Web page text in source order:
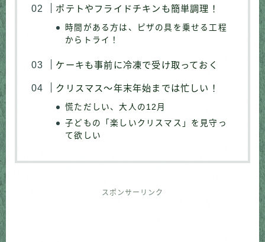
ポテトやフライドチキンも簡単調理！
時間がある方は、ピザの具を乗せる工程
からトライ！
ケーキも事前に冷凍で受け取っておく
クリスマス〜年末年始までは忙しい！
慌ただしい、大人の12月
子どもの「楽しいクリスマス」を見守っ
て欲しい
スポンサーリンク